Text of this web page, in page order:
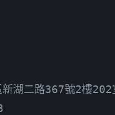
湖二路367號2樓202